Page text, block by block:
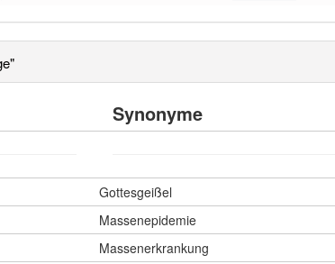
Synonyme
Gottesgeißel
Massenepidemie
Massenerkrankung